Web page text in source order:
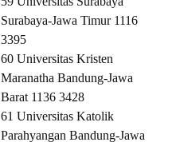
Surabaya-Jawa Timur 1116
3395
60 Universitas Kristen
Maranatha Bandung-Jawa
Barat 1136 3428
61 Universitas Katolik
Parahyangan Bandung-Jawa